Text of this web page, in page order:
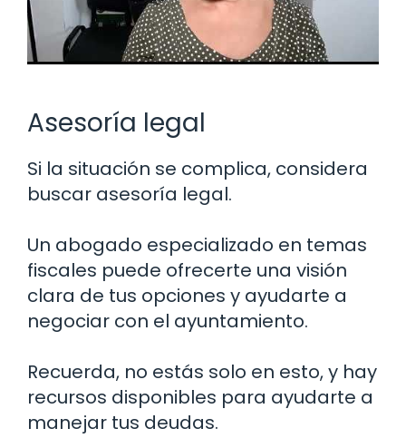
Asesoría legal
Si la situación se complica, considera
buscar asesoría legal.
Un abogado especializado en temas
fiscales puede ofrecerte una visión
clara de tus opciones y ayudarte a
negociar con el ayuntamiento.
Recuerda, no estás solo en esto, y hay
recursos disponibles para ayudarte a
manejar tus deudas.